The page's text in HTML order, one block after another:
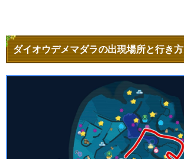
ダイオウデメマダラの出現場所と行き方